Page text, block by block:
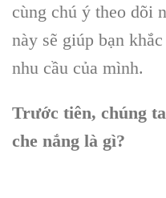
cùng chú ý theo dõi
này sẽ giúp bạn
nhu cầu của mình.
Trước tiên, chúng
che nắng là gì?